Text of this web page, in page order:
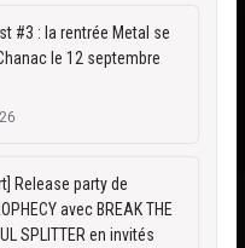
#3 : la rentrée Metal se
le 12 septembre
Release party de
avec BREAK THE
SPLITTER en invités